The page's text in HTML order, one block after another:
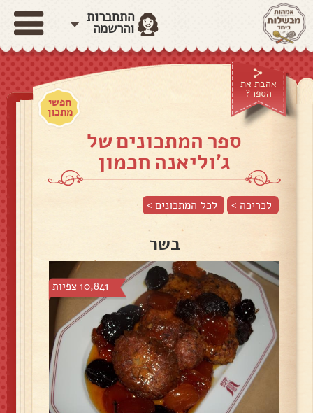
התחברות
והרשמה
אהבת את
הספר?
חפשי
מתכון
ספר המתכונים של
ג'וליאנה חכמון
לכריכה > לכל המתכונים >
בשר
10,841 צפיות